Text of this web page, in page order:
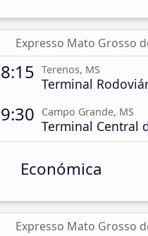
Expresso Mato Grosso
Terenos, MS
Terminal
Campo Grande, MS
Terminal Central
Económica
Expresso Mato Grosso